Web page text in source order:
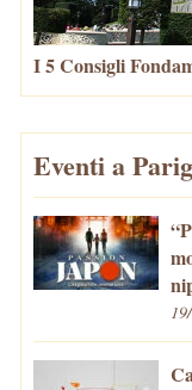
I 5 Consigli
Eventi a